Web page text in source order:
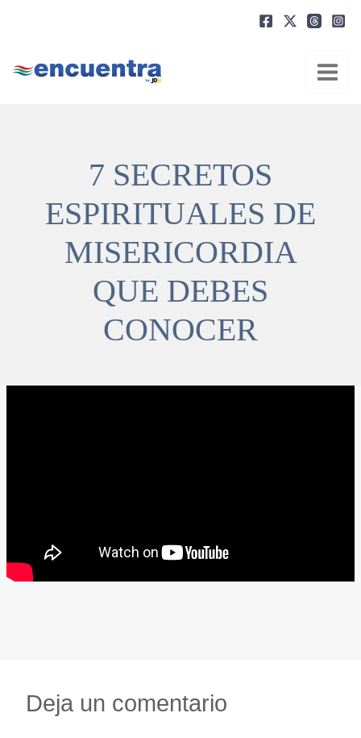
7 SECRETOS
ESPIRITUALES DE
MISERICORDIA
QUE DEBES
CONOCER
Deja un comentario